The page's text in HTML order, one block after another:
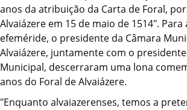
anos da atribuição da Carta de Foral,
Alvaiázere em 15 de maio de 1514". Para
efeméride, o presidente da Câmara
Alvaiázere, juntamente com o
Municipal, descerraram uma lona
anos do Foral de Alvaiázere.
"Enquanto alvaiazerenses, temos a